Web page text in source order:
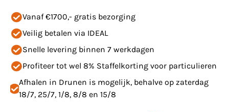
Vanaf €1700,- gratis bezorging
Veilig betalen via IDEAL
Snelle levering binnen 7 werkdagen
Profiteer tot wel 8% Staffelkorting voor particulieren
Afhalen in Drunen is mogelijk, behalve op zaterdag
18/7, 25/7, 1/8, 8/8 en 15/8